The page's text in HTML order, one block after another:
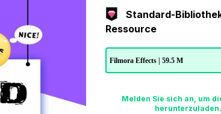
Standard-
Ressource
Filmora Effects | 59.5 M
Melden Sie sich an, um
herunterzuladen.